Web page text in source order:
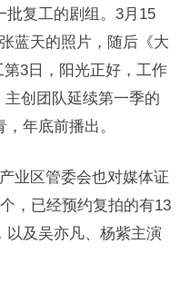
复工的剧组。3月15
蓝天的照片，随后《大
3日，阳光正好，工作
主创团队延续第一季的
年底前播出。
区管委会也对媒体证
，已经预约复拍的有13
以及吴亦凡、杨紫主演